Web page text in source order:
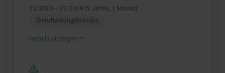
12/2019 – 12/2024 (5 Jahre, 1 Monat)
Dienstleistungsbranche
Details anzeigen